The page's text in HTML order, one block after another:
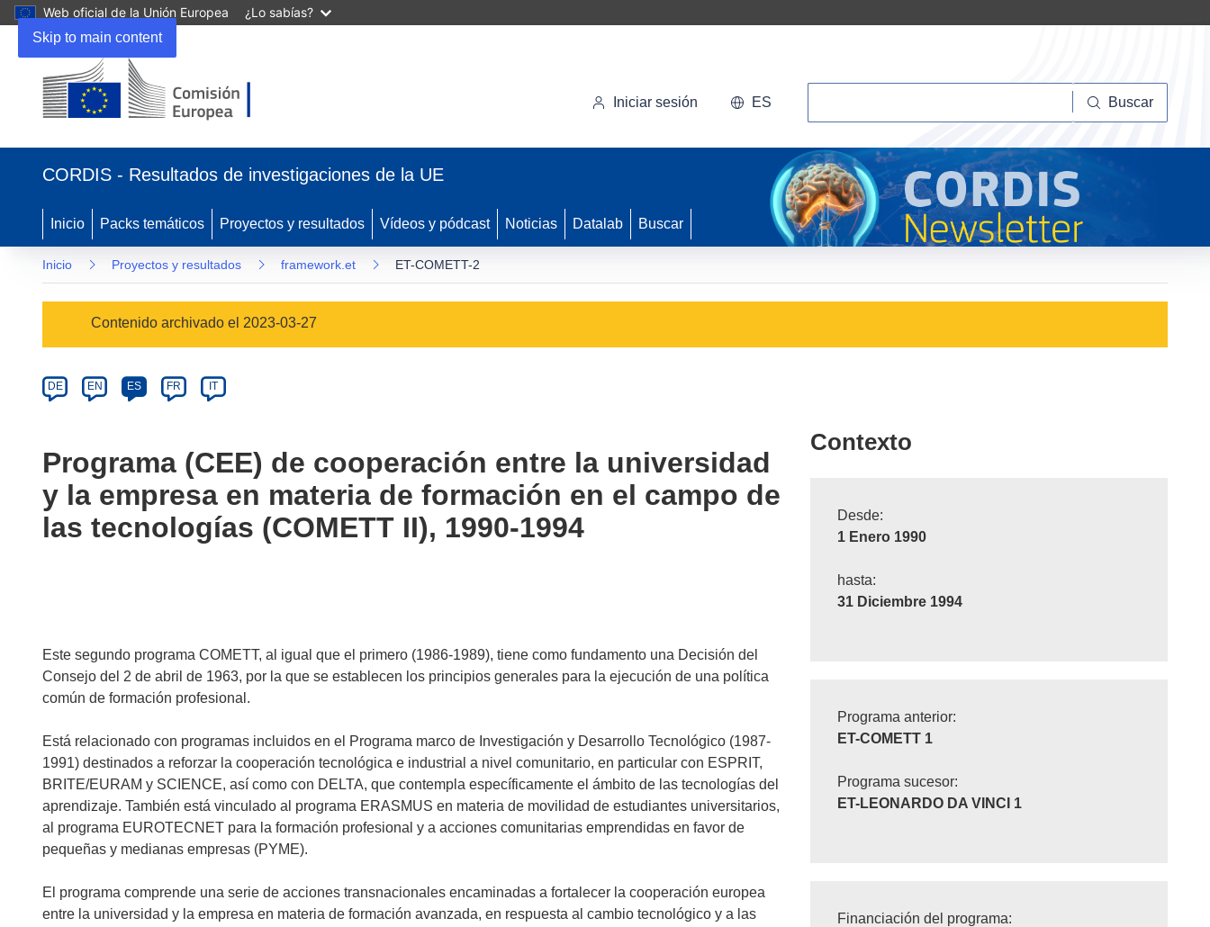
Skip to main content
Web oficial de la Unión Europea ¿Lo sabías?
en
nueva
ventana)
Iniciar sesión ES Buscar
CORDIS - Resultados de investigaciones de la UE
Inicio Packs temáticos Proyectos y resultados Vídeos y pódcast Noticias Datalab Buscar
Inicio Proyectos y resultados framework.et ET-COMETT-2
Category
Contenido archivado el 2023-03-27
Article
available
following
languages:
DE EN ES FR IT
Programa (CEE) de cooperación entre la universidad
y la empresa en materia de formación en el campo de
las tecnologías (COMETT II), 1990-1994
Este segundo programa COMETT, al igual que el primero (1986-1989), tiene como fundamento una Decisión del
Consejo del 2 de abril de 1963, por la que se establecen los principios generales para la ejecución de una política
común de formación profesional.
Está relacionado con programas incluidos en el Programa marco de Investigación y Desarrollo Tecnológico (1987-
1991) destinados a reforzar la cooperación tecnológica e industrial a nivel comunitario, en particular con ESPRIT,
BRITE/EURAM y SCIENCE, así como con DELTA, que contempla específicamente el ámbito de las tecnologías del
aprendizaje. También está vinculado al programa ERASMUS en materia de movilidad de estudiantes universitarios,
al programa EUROTECNET para la formación profesional y a acciones comunitarias emprendidas en favor de
pequeñas y medianas empresas (PYME).
El programa comprende una serie de acciones transnacionales encaminadas a fortalecer la cooperación europea
entre la universidad y la empresa en materia de formación avanzada, en respuesta al cambio tecnológico y a las
Contexto
Desde:
1 Enero 1990
hasta:
31 Diciembre 1994
Programa anterior:
ET-COMETT 1
Programa sucesor:
ET-LEONARDO DA VINCI 1
Financiación del programa: